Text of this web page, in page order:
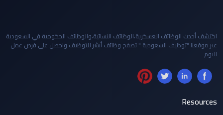
اكتشف أحدث الوظائف العسكرية،الوظائف النسائية،والوظائف الحكومية في السعودية
عبر موقعنا "توظيف السعودية " تصفح وظائف أبشر للتوظيف واحصل على فرص عمل
اليوم
Resources